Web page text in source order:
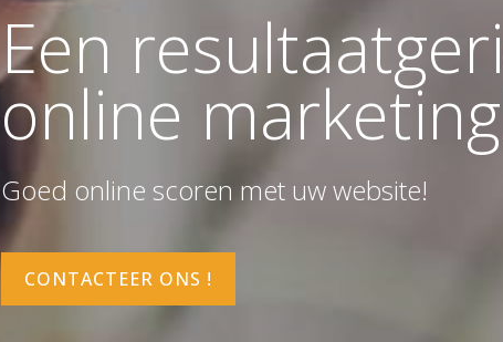
Een
online
Goed online scoren met uw website!
CONTACTEER ONS !